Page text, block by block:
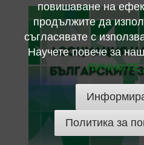
повишаване на
продължите да
съгласявате с
Научете повече за
ЛИЧНИТЕ
Политика за